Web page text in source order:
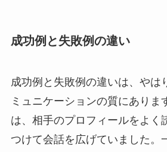
成功例と失敗例の違い
成功例と失敗例の違いは、やは
ミュニケーションの質にありま
は、相手のプロフィールをよく
つけて会話を広げていました。